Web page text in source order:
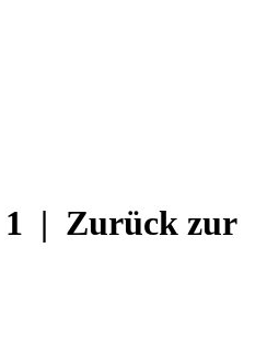
1 | Zurück zur